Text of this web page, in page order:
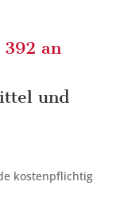
392 an
und
kostenpflichtig